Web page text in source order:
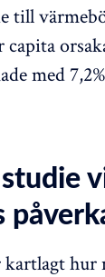
till
med
kartlagt hur